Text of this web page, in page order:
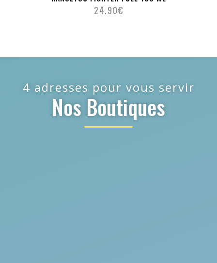
24.90€
4 adresses pour vous servir
Nos Boutiques